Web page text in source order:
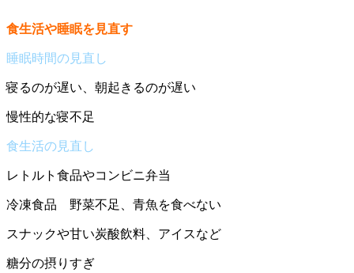
食生活や睡眠を見直す
睡眠時間の見直し
寝るのが遅い、朝起きるのが遅い
慢性的な寝不足
食生活の見直し
レトルト食品やコンビニ弁当
冷凍食品 野菜不足、青魚を食べない
スナックや甘い炭酸飲料、アイスなど
糖分の摂りすぎ